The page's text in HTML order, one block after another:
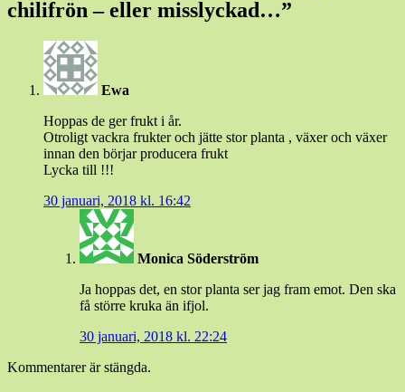
chilifrön – eller misslyckad…”
Ewa
Hoppas de ger frukt i år.
Otroligt vackra frukter och jätte stor planta , växer och växer
innan den börjar producera frukt
Lycka till !!!
30 januari, 2018 kl. 16:42
Monica Söderström
Ja hoppas det, en stor planta ser jag fram emot. Den ska
få större kruka än ifjol.
30 januari, 2018 kl. 22:24
Kommentarer är stängda.